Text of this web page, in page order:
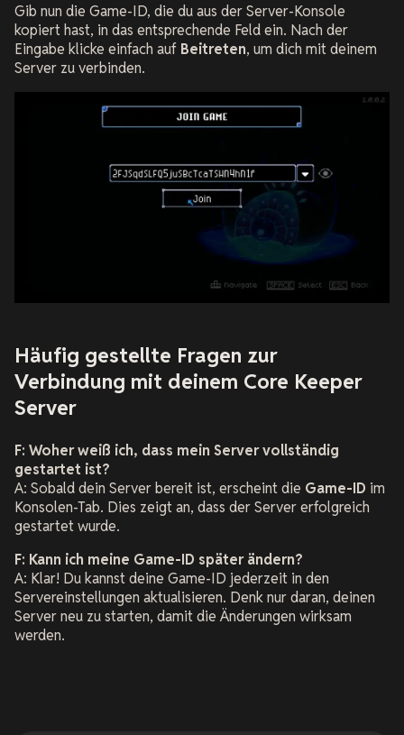
Gib nun die Game-ID, die du aus der Server-Konsole
kopiert hast, in das entsprechende Feld ein. Nach der
Eingabe klicke einfach auf Beitreten, um dich mit deinem
Server zu verbinden.
Häufig gestellte Fragen zur
Verbindung mit deinem Core Keeper
Server
F: Woher weiß ich, dass mein Server vollständig
gestartet ist?
A: Sobald dein Server bereit ist, erscheint die Game-ID im
Konsolen-Tab. Dies zeigt an, dass der Server erfolgreich
gestartet wurde.
F: Kann ich meine Game-ID später ändern?
A: Klar! Du kannst deine Game-ID jederzeit in den
Servereinstellungen aktualisieren. Denk nur daran, deinen
Server neu zu starten, damit die Änderungen wirksam
werden.